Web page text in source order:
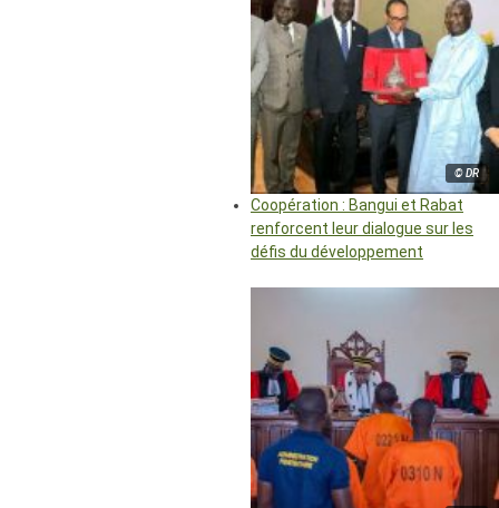
© DR
Coopération : Bangui et Rabat
renforcent leur dialogue sur les
défis du développement